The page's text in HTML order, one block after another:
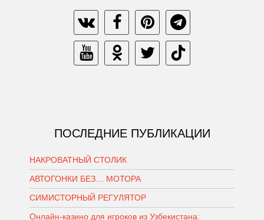
ПОСЛЕДНИЕ ПУБЛИКАЦИИ
НАКРОВАТНЫЙ СТОЛИК
АВТОГОНКИ БЕЗ… МОТОРА
СИМИСТОРНЫЙ РЕГУЛЯТОР
Онлайн-казино для игроков из Узбекистана: